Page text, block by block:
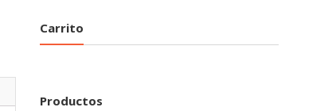
Carrito
Productos